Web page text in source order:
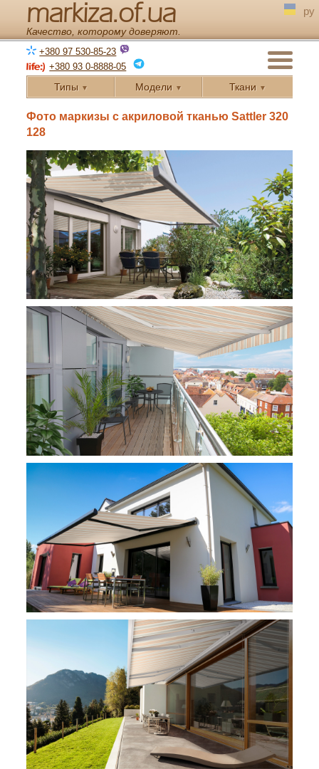
markiza.of.ua
Качество, которому доверяют.
ру
+380 97 530-85-23
+380 93 0-8888-05
Типы ▼ Модели ▼ Ткани ▼
← Назад
Фото маркизы с акриловой тканью Sattler 320
128